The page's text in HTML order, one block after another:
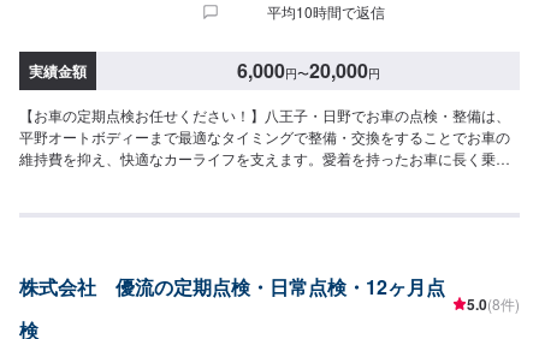
平均10時間で返信
実績金額 6,000円〜20,000円
【お車の定期点検お任せください！】八王子・日野でお車の点検・整備は、
平野オートボディーまで最適なタイミングで整備・交換をすることでお車の
維持費を抑え、快適なカーライフを支えます。愛着を持ったお車に長く乗り
愛車のコンディションを見極め、適切なメンテナンスを行います。気付かぬ
にご依頼下さい。<平野オートボディーならここが安心>✔️自動車整備の確か
な技術✔️整備は柔軟な対応が可能✔️選べるお支払い方法<点検整備の流れ>(1)
オファーにてお問い合わせ・日程調整(2)入庫(3)点検・お見積もり(4)修理(5)
株式会社 優流の定期点検・日常点検・12ヶ月点
検
5.0(8件)